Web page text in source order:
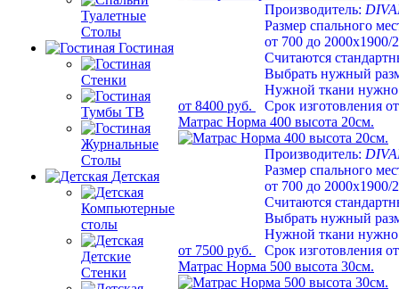
Туалетные
Столы
Гостиная
Стенки
Тумбы ТВ
Журнальные
Столы
Детская
Компьютерные
столы
Детские
Стенки
от 8400 руб.
Производитель:
Размер спального
от 700 до 2000х1900/
Считаются
Выбрать нужный
Нужной ткани нужно
Срок изготовления
Матрас Норма 400 высота 20см.
от 7500 руб.
Производитель:
Размер спального
от 700 до 2000х1900/
Считаются
Выбрать нужный
Нужной ткани нужно
Срок изготовления
Матрас Норма 500 высота 30см.